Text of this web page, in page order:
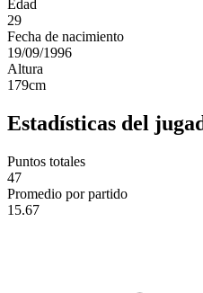
Edad
29
Fecha de nacimiento
19/09/1996
Altura
179cm
Estadísticas del
Puntos totales
47
Promedio por partido
15.67